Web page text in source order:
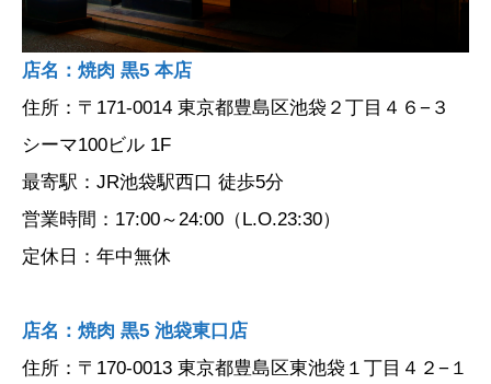
店名：焼肉 黒5 本店
住所：〒171-0014 東京都豊島区池袋２丁目４６−３
シーマ100ビル 1F
最寄駅：JR池袋駅西口 徒歩5分
営業時間：17:00～24:00（L.O.23:30）
定休日：年中無休
店名：焼肉 黒5 池袋東口店
住所：〒170-0013 東京都豊島区東池袋１丁目４２−１